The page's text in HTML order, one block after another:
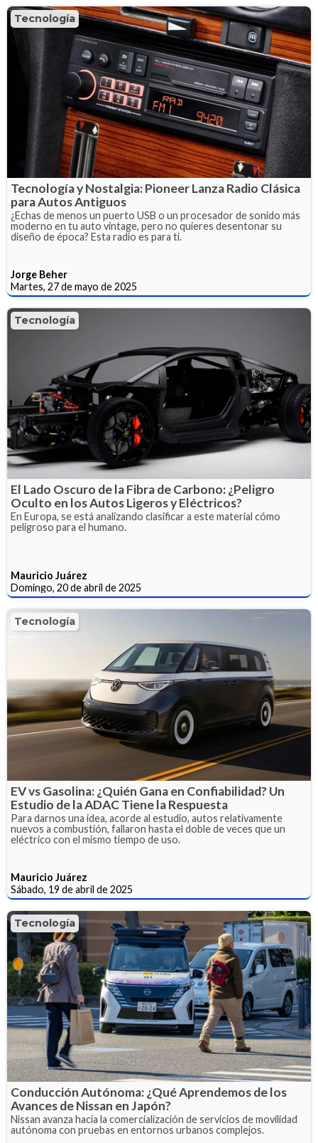
Tecnología
Tecnología y Nostalgia: Pioneer Lanza Radio Clásica
para Autos Antiguos
¿Echas de menos un puerto USB o un procesador de sonido más
moderno en tu auto vintage, pero no quieres desentonar su
diseño de época? Esta radio es para ti.
Jorge Beher
Martes, 27 de mayo de 2025
Tecnología
El Lado Oscuro de la Fibra de Carbono: ¿Peligro
Oculto en los Autos Ligeros y Eléctricos?
En Europa, se está analizando clasificar a este material cómo
peligroso para el humano.
Mauricio Juárez
Domingo, 20 de abril de 2025
Tecnología
EV vs Gasolina: ¿Quién Gana en Confiabilidad? Un
Estudio de la ADAC Tiene la Respuesta
Para darnos una idea, acorde al estudio, autos relativamente
nuevos a combustión, fallaron hasta el doble de veces que un
eléctrico con el mismo tiempo de uso.
Mauricio Juárez
Sábado, 19 de abril de 2025
Tecnología
Conducción Autónoma: ¿Qué Aprendemos de los
Avances de Nissan en Japón?
Nissan avanza hacia la comercialización de servicios de movilidad
autónoma con pruebas en entornos urbanos complejos.